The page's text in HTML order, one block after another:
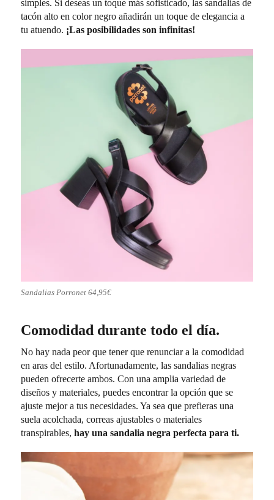
simples. Si deseas un toque más sofisticado, las sandalias de
tacón alto en color negro añadirán un toque de elegancia a
tu atuendo. ¡Las posibilidades son infinitas!
Sandalias Porronet 64,95€
Comodidad durante todo el día.
No hay nada peor que tener que renunciar a la comodidad
en aras del estilo. Afortunadamente, las sandalias negras
pueden ofrecerte ambos. Con una amplia variedad de
diseños y materiales, puedes encontrar la opción que se
ajuste mejor a tus necesidades. Ya sea que prefieras una
suela acolchada, correas ajustables o materiales
transpirables,hay una sandalia negra perfecta para ti.